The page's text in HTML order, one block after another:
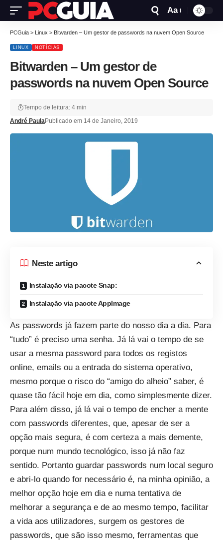
Aa
PCGuia > Linux > Bitwarden – Um gestor de passwords na nuvem Open Source
LINUX NOTÍCIAS
Bitwarden – Um gestor de
passwords na nuvem Open Source
André PaulaPublicado em 14 de Janeiro, 2019
Tempo de leitura: 4 min
Neste artigo
Instalação via pacote Snap:
Instalação via pacote AppImage
As passwords já fazem parte do nosso dia a dia. Para
“tudo” é preciso uma senha. Já lá vai o tempo de se
usar a mesma password para todos os registos
online, emails ou a entrada do sistema operativo,
mesmo porque o risco do “amigo do alheio” saber, é
quase tão fácil hoje em dia, como simplesmente dizer.
Para além disso, já lá vai o tempo de encher a mente
com passwords diferentes, que, apesar de ser a
opção mais segura, é com certeza a mais demente,
porque num mundo tecnológico, isso já não faz
sentido. Portanto guardar passwords num local seguro
e abri-lo quando for necessário é, na minha opinião, a
melhor opção hoje em dia e numa tentativa de
melhorar a segurança e de ao mesmo tempo, facilitar
a vida aos utilizadores, surgem os gestores de
passwords, que são isso mesmo, ferramentas que